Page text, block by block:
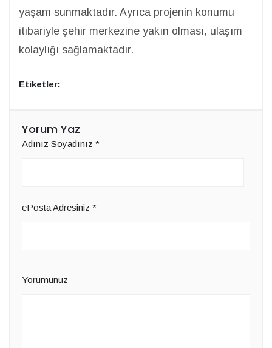
yaşam sunmaktadır. Ayrıca projenin konumu
itibariyle şehir merkezine yakın olması, ulaşım
kolaylığı sağlamaktadır.
Etiketler:
Yorum Yaz
Adınız Soyadınız *
ePosta Adresiniz *
Yorumunuz